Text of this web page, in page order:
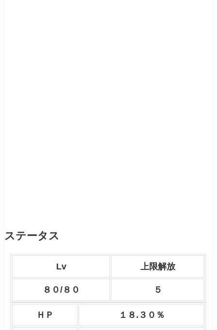
ステータス
Lv 上限解放
８０/８０ ５
ＨＰ １８.３０％